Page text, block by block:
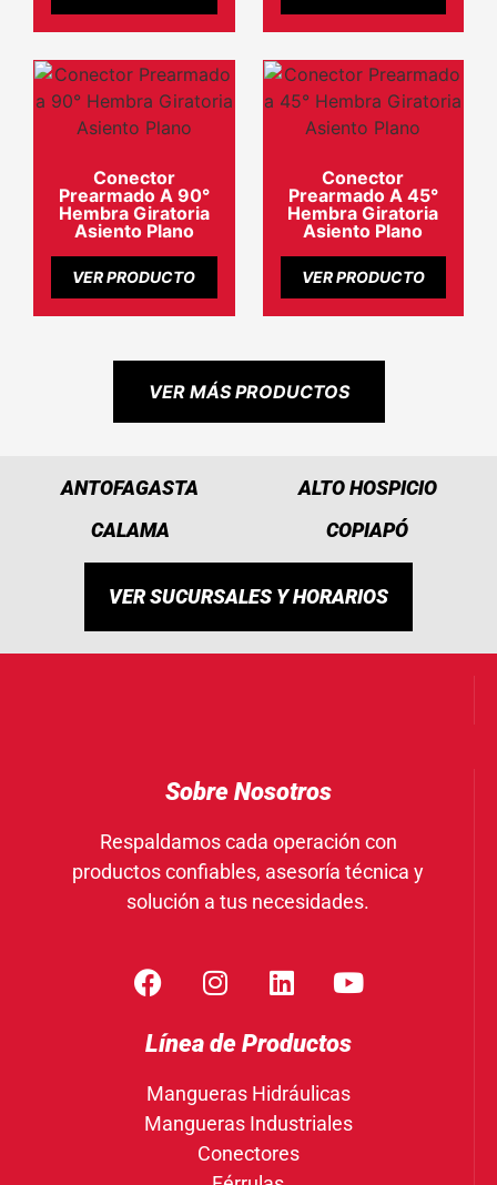
Conector
Prearmado A 90°
Hembra Giratoria
Asiento Plano
VER PRODUCTO
Conector
Prearmado A 45°
Hembra Giratoria
Asiento Plano
VER PRODUCTO
VER MÁS PRODUCTOS
ANTOFAGASTA
ALTO HOSPICIO
CALAMA
COPIAPÓ
VER SUCURSALES Y HORARIOS
Sobre Nosotros
Respaldamos cada operación con
productos confiables, asesoría técnica y
solución a tus necesidades.
Línea de Productos
Mangueras Hidráulicas
Mangueras Industriales
Conectores